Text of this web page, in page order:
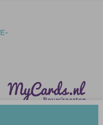
E-